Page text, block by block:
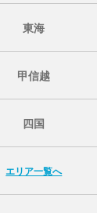
東海
甲信越
四国
エリア一覧へ